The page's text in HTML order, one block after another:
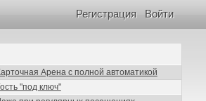
Войти
Регистрация
Арена с полной автоматикой
"под ключ"